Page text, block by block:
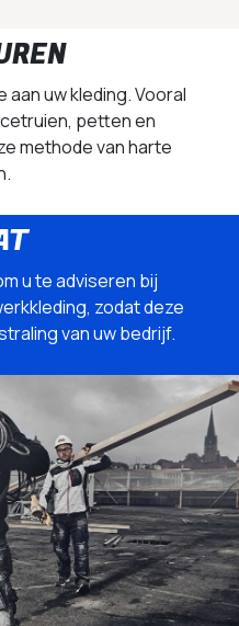
uw kleding. Vooral
petten en
methode van harte
u te adviseren bij
zodat deze
van uw bedrijf.